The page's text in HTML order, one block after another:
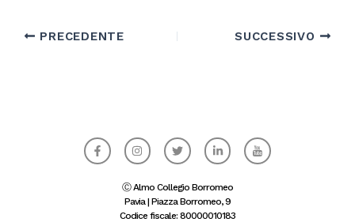
PRECEDENTE SUCCESSIVO
F
a
c
I
n
s
a
g
r
T
w
i
t
e
r
L
i
n
e
d
i
I
c
o
Ⓒ Almo Collegio Borromeo
Pavia | Piazza Borromeo, 9
Codice fiscale: 80000010183